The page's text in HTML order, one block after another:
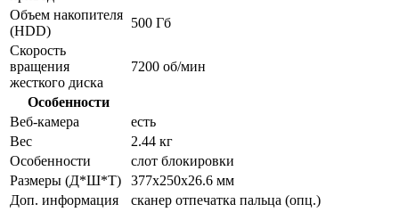
Объем накопителя
(HDD)
500 Гб
Скорость
вращения
жесткого диска
7200 об/мин
Особенности
Веб-камера
есть
Вес
2.44 кг
Особенности
слот блокировки
Размеры (Д*Ш*Т)
377x250x26.6 мм
Доп. информация
сканер отпечатка пальца (опц.)